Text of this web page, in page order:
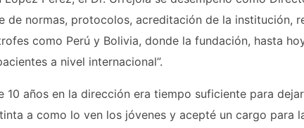
de normas, protocolos, acreditación de la institución,
como Perú y Bolivia, donde la fundación, hasta
a nivel internacional”.
10 años en la dirección era tiempo suficiente para
a como lo ven los jóvenes y acepté un cargo para